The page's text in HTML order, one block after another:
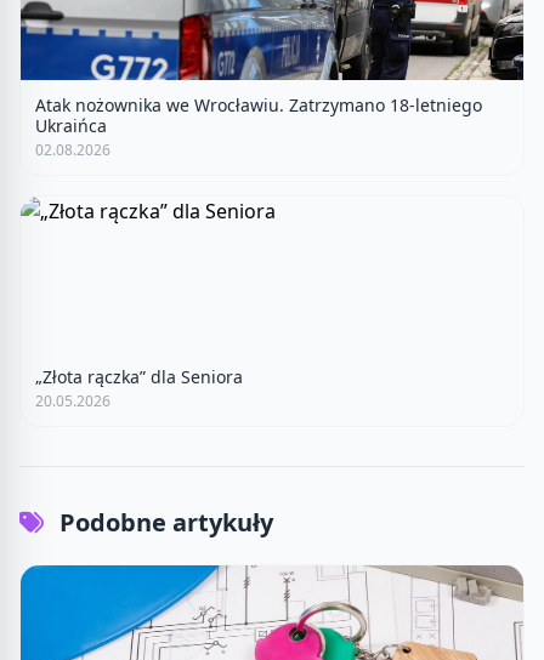
Atak nożownika we Wrocławiu. Zatrzymano 18-letniego
Ukraińca
02.08.2026
„Złota rączka” dla Seniora
20.05.2026
Podobne artykuły